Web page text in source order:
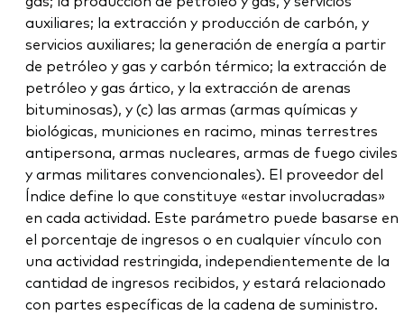
auxiliares; la extracción y producción de carbón, y
servicios auxiliares; la generación de energía a partir
de petróleo y gas y carbón térmico; la extracción de
petróleo y gas ártico, y la extracción de arenas
bituminosas), y (c) las armas (armas químicas y
biológicas, municiones en racimo, minas terrestres
antipersona, armas nucleares, armas de fuego civiles
y armas militares convencionales). El proveedor del
Índice define lo que constituye «estar involucradas»
en cada actividad. Este parámetro puede basarse en
el porcentaje de ingresos o en cualquier vínculo con
una actividad restringida, independientemente de la
cantidad de ingresos recibidos, y estará relacionado
con partes específicas de la cadena de suministro.